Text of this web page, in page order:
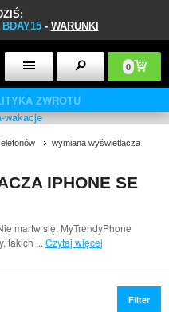
BDAY15- WARUNKI
0
ZWROTU
wymiana wyświetlacza
IPHONE SE
martw się, MyTrendyPhone
takich ... Czytaj więcej
Filter